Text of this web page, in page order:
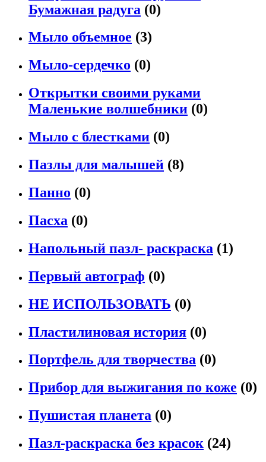
Бумажная радуга (0)
Мыло объемное (3)
Мыло-сердечко (0)
Открытки своими руками
Маленькие волшебники (0)
Мыло с блестками (0)
Пазлы для малышей (8)
Панно (0)
Пасха (0)
Напольный пазл- раскраска (1)
Первый автограф (0)
НЕ ИСПОЛЬЗОВАТЬ (0)
Пластилиновая история (0)
Портфель для творчества (0)
Прибор для выжигания по коже (0)
Пушистая планета (0)
Пазл-раскраска без красок (24)